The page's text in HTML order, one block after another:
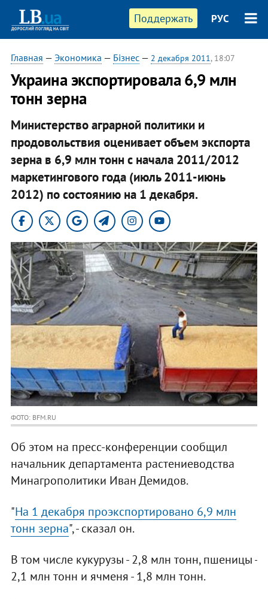
Поддержать РУС
Главная — Экономика — Бізнес— 2 декабря 2011, 18:07
Украина экспортировала 6,9 млн
тонн зерна
Министерство аграрной политики и
продовольствия оценивает объем экспорта
зерна в 6,9 млн тонн с начала 2011/2012
маркетингового года (июль 2011-июнь
2012) по состоянию на 1 декабря.
ФОТО: BFM.RU
Об этом на пресс-конференции сообщил
начальник департамента растениеводства
Минагрополитики Иван Демидов.
"На 1 декабря проэкспортировано 6,9 млн
тонн зерна", - сказал он.
В том числе кукурузы - 2,8 млн тонн, пшеницы -
2,1 млн тонн и ячменя - 1,8 млн тонн.